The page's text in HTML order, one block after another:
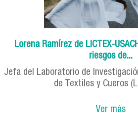
Lorena Ramírez de LICTEX-
riesgos de...
Jefa del Laboratorio de
de Textiles y Cueros
Ver más